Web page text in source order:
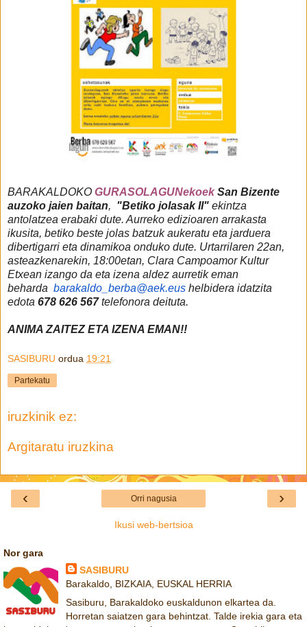
BARAKALDOKO GURASOLAGUNekoekSan Bizente
auzoko jaien baitan, "Betiko jolasak II" ekintza
antolatzea erabaki dute. Aurreko edizioaren arrakasta
ikusita, betiko beste jolas batzuk aukeratu eta jarduera
dibertigarri eta dinamikoa onduko dute. Urtarrilaren 22an,
asteazkenarekin, 18:00etan, Clara Campoamor Kultur
Etxean izango da eta izena aldez aurretik eman
beharda barakaldo_berba@aek.eus helbidera idatzita
edota 678 626 567telefonora deituta.
ANIMA ZAITEZ ETA IZENA EMAN!!
SASIBURU ordua 19:21
Partekatu
iruzkinik ez:
Argitaratu iruzkina
‹ ›
Orri nagusia
Ikusi web-bertsioa
Nor gara
SASIBURU
Barakaldo, BIZKAIA, EUSKAL HERRIA
Sasiburu, Barakaldoko euskaldunon elkartea da.
Horretan saiatzen gara behintzat. Talde irekia gara eta